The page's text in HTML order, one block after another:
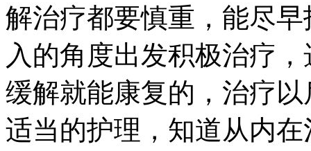
解治疗都要慎重，能尽
入的角度出发积极治疗
缓解就能康复的，治疗
适当的护理，知道从内